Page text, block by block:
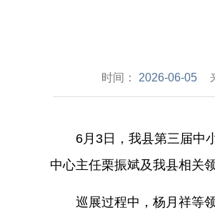
时间： 2026-06-05
6月 3 日，我县第三届中
中心主任栗振斌及我县相关
巡展过程中，杨月祥等领